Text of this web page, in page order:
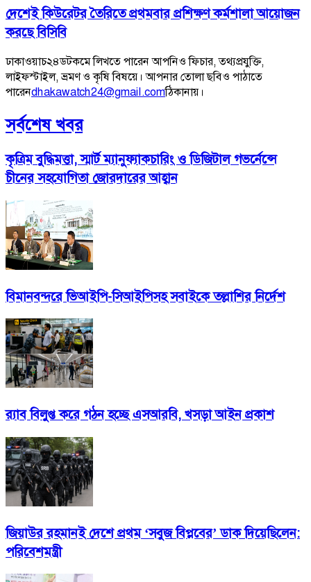
দেশেই কিউরেটর তৈরিতে প্রথমবার প্রশিক্ষণ কর্মশালা আয়োজন
করছে বিসিবি
ঢাকাওয়াচ২৪ডটকমে লিখতে পারেন আপনিও ফিচার, তথ্যপ্রযুক্তি,
লাইফস্টাইল, ভ্রমণ ও কৃষি বিষয়ে। আপনার তোলা ছবিও পাঠাতে
পারেনdhakawatch24@gmail.comঠিকানায়।
সর্বশেষ খবর
কৃত্রিম বুদ্ধিমত্তা, স্মার্ট ম্যানুফ্যাকচারিং ও ডিজিটাল গভর্নেন্সে
চীনের সহযোগিতা জোরদারের আহ্বান
বিমানবন্দরে ভিআইপি-সিআইপিসহ সবাইকে তল্লাশির নির্দেশ
র‍্যাব বিলুপ্ত করে গঠন হচ্ছে এসআরবি, খসড়া আইন প্রকাশ
জিয়াউর রহমানই দেশে প্রথম ‘সবুজ বিপ্লবের’ ডাক দিয়েছিলেন:
পরিবেশমন্ত্রী